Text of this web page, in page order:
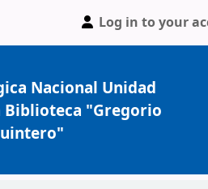
Log in to your
Nacional Unidad
Biblioteca "Gregorio